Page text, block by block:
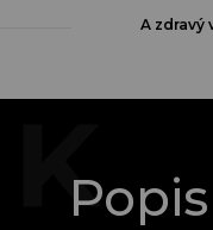
A zdravý